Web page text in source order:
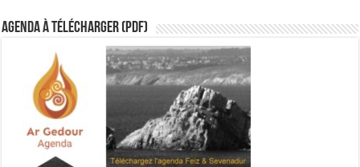
Agenda à télécharger (PDF)